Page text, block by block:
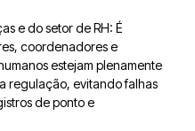
e do setor de RH: É
coordenadores e
estejam plenamente
regulação, evitando falhas
de ponto e